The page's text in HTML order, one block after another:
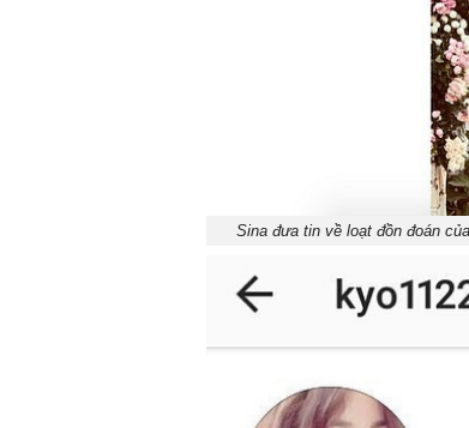
Sina đưa tin về loạt đồn đoán